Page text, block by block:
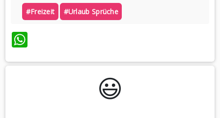
#freizeit #urlaub Sprüche
WhatsApp
😃️